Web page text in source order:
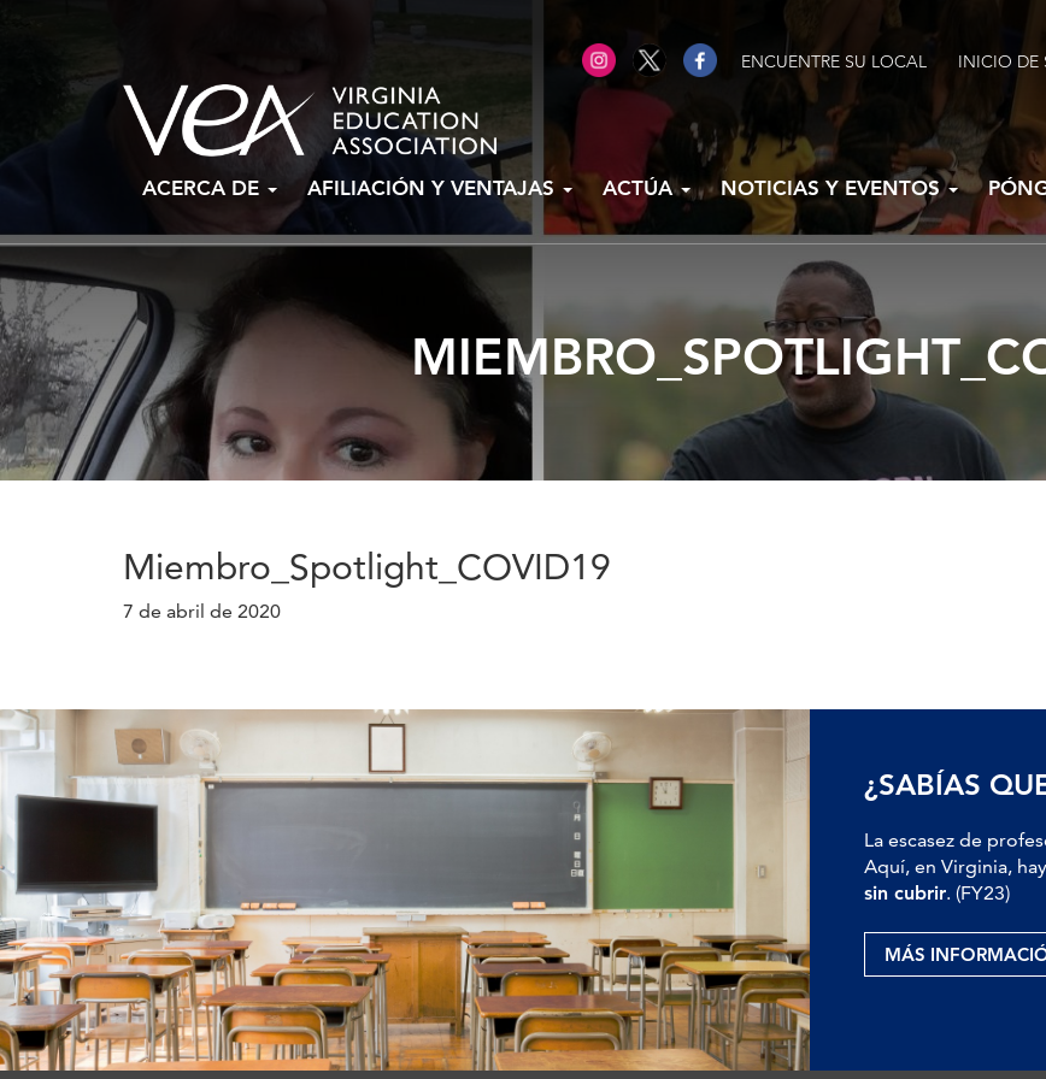
ENCUENTRE SU LOCAL INICIO DE
ACERCA DE AFILIACIÓN Y VENTAJAS ACTÚA NOTICIAS Y EVENTOS
Miembro_Spotlight_COVID19
7 de abril de 2020
¿SABÍAS
La escasez de
Aquí, en Virginia,
sin cubrir. (FY23)
MÁS